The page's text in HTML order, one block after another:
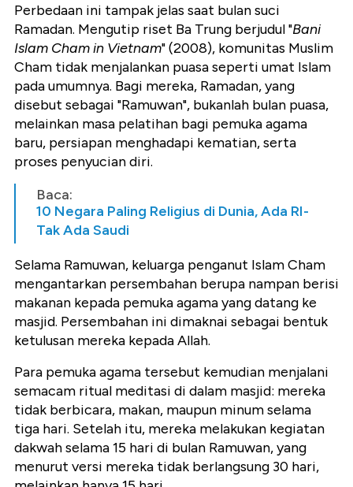
Perbedaan ini tampak jelas saat bulan suci
Ramadan. Mengutip riset Ba Trung berjudul "Bani
Islam Cham in Vietnam" (2008), komunitas Muslim
Cham tidak menjalankan puasa seperti umat Islam
pada umumnya. Bagi mereka, Ramadan, yang
disebut sebagai "Ramuwan", bukanlah bulan puasa,
melainkan masa pelatihan bagi pemuka agama
baru, persiapan menghadapi kematian, serta
proses penyucian diri.
Baca:
10 Negara Paling Religius di Dunia, Ada RI-
Tak Ada Saudi
Selama Ramuwan, keluarga penganut Islam Cham
mengantarkan persembahan berupa nampan berisi
makanan kepada pemuka agama yang datang ke
masjid. Persembahan ini dimaknai sebagai bentuk
ketulusan mereka kepada Allah.
Para pemuka agama tersebut kemudian menjalani
semacam ritual meditasi di dalam masjid: mereka
tidak berbicara, makan, maupun minum selama
tiga hari. Setelah itu, mereka melakukan kegiatan
dakwah selama 15 hari di bulan Ramuwan, yang
menurut versi mereka tidak berlangsung 30 hari,